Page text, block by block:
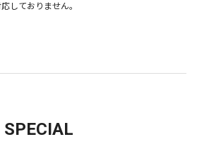
しておりません。
SPECIAL